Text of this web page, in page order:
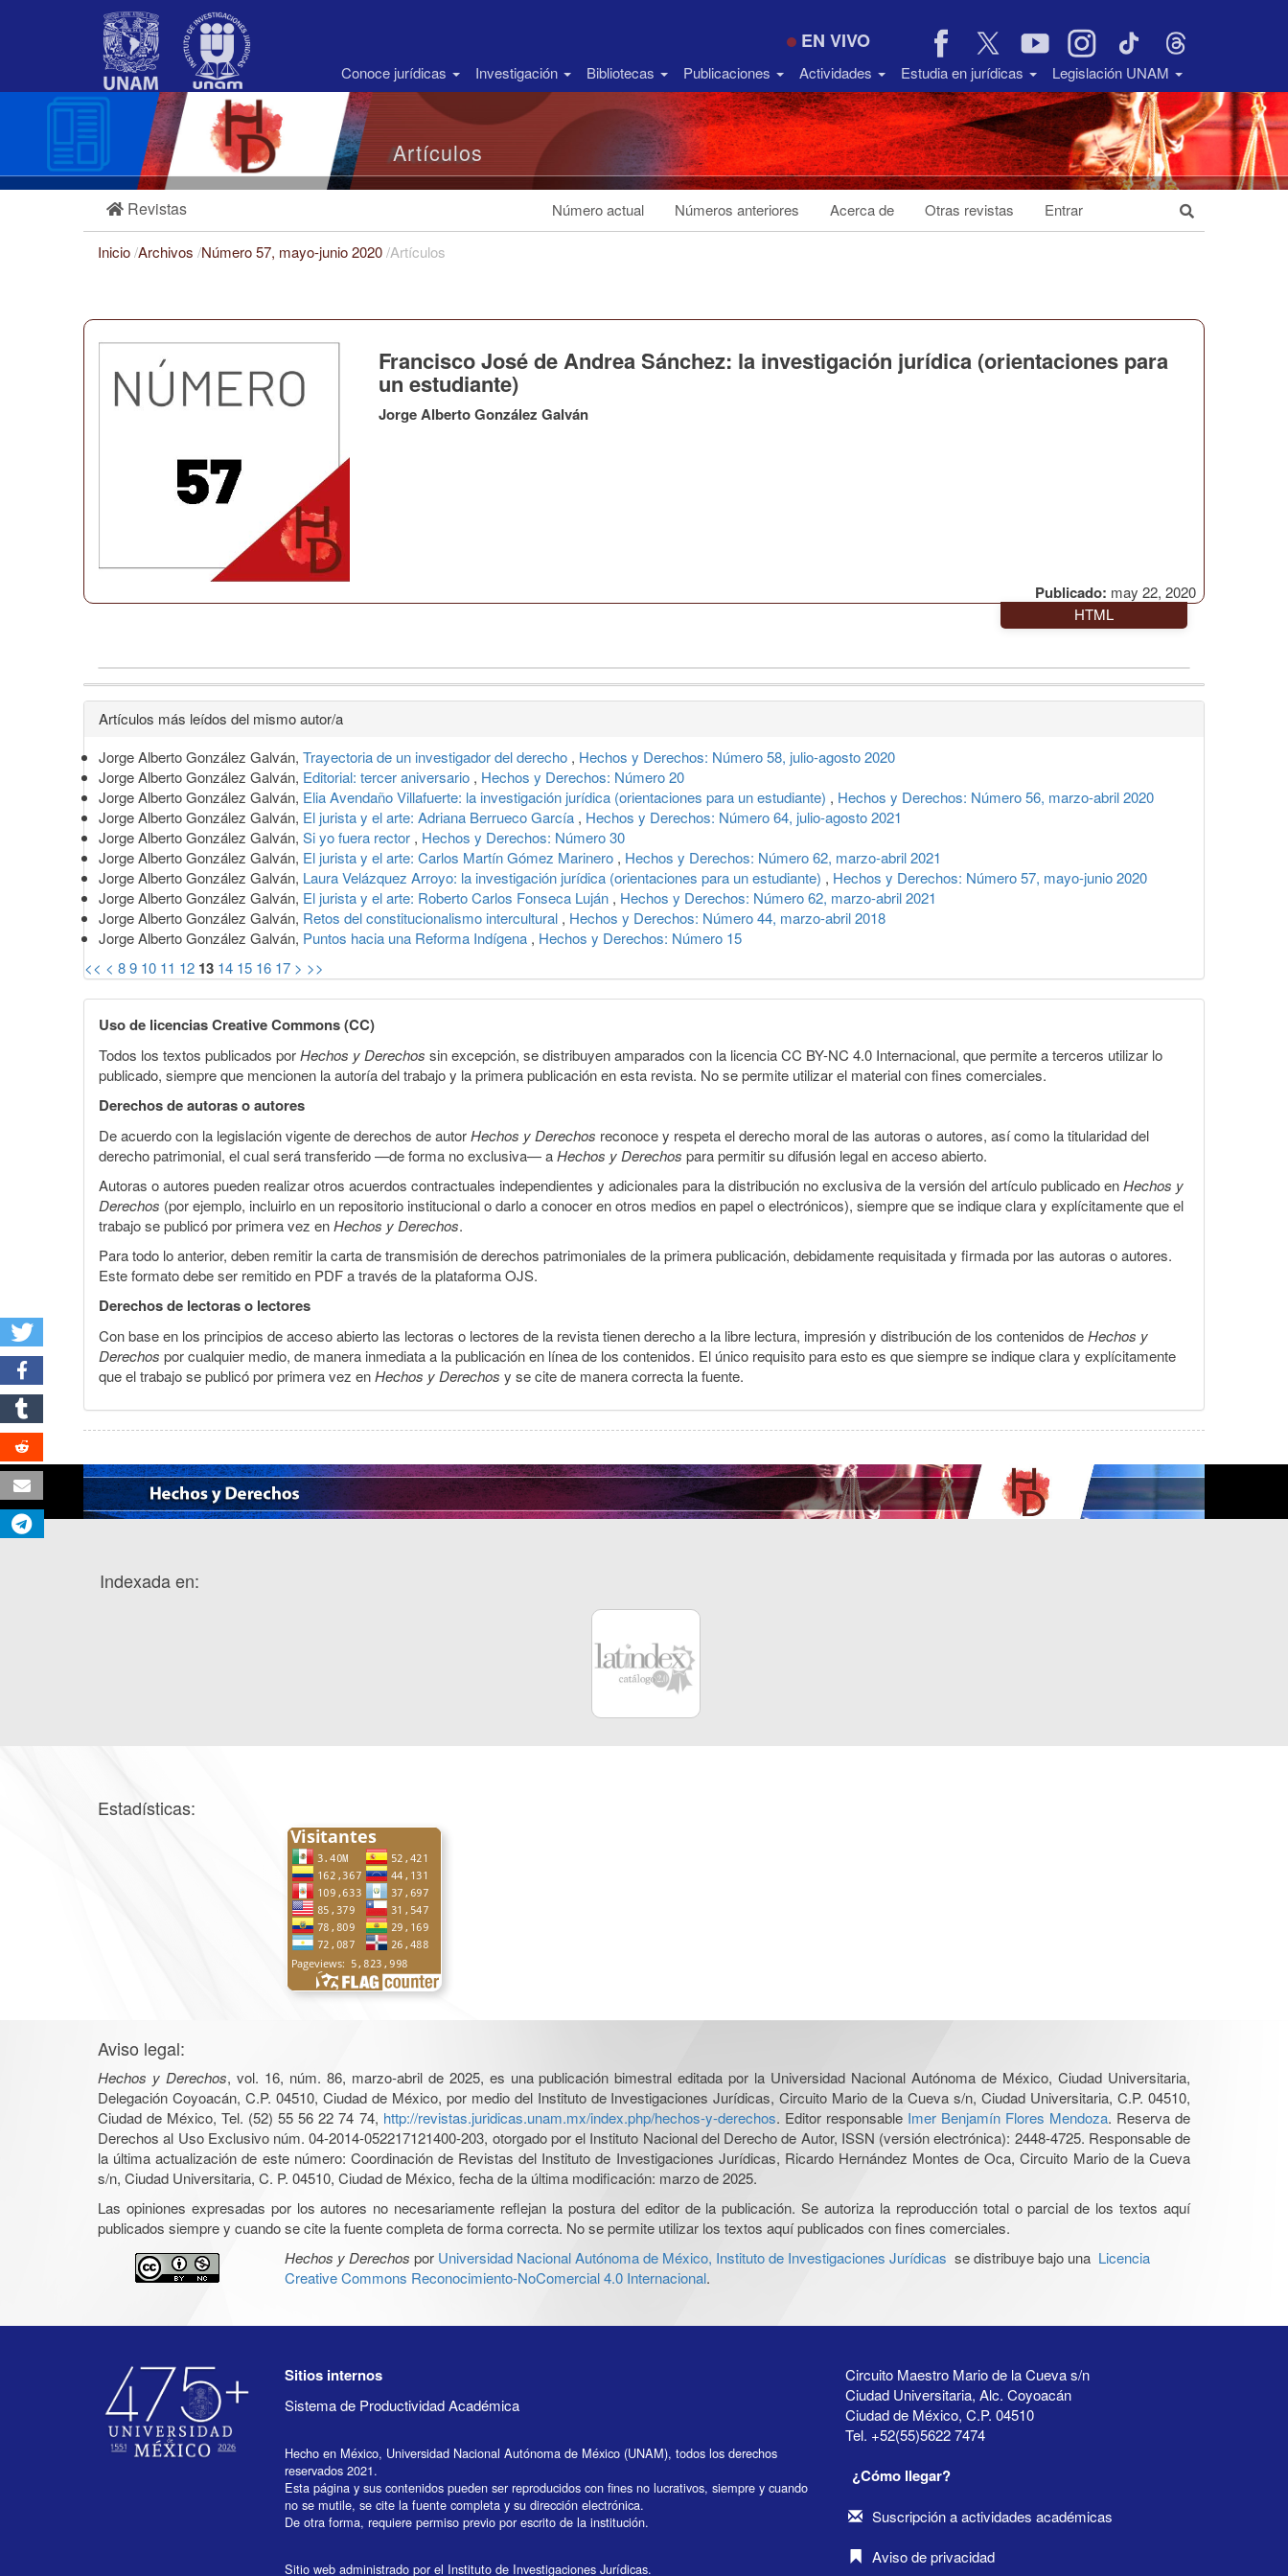
Barra
EN VIVO
Conoce jurídicas Investigación Bibliotecas Publicaciones Actividades Estudia en jurídicas Legislación UNAM
Artículos
Revistas Número actual Números anteriores Acerca de Otras revistas Entrar
Inicio/Archivos /Número 57, mayo-junio 2020/Artículos
Publicado: may 22, 2020
Francisco José de Andrea Sánchez: la investigación jurídica (orientaciones para
un estudiante)
Jorge Alberto González Galván
HTML
Detalles
del
artículo
Artículos más leídos del mismo autor/a
Jorge Alberto González Galván, Trayectoria de un investigador del derecho , Hechos y Derechos: Número 58, julio-agosto 2020
Jorge Alberto González Galván, Editorial: tercer aniversario , Hechos y Derechos: Número 20
Jorge Alberto González Galván, Elia Avendaño Villafuerte: la investigación jurídica (orientaciones para un estudiante) , Hechos y Derechos: Número 56, marzo-abril 2020
Jorge Alberto González Galván, El jurista y el arte: Adriana Berrueco García , Hechos y Derechos: Número 64, julio-agosto 2021
Jorge Alberto González Galván, Si yo fuera rector , Hechos y Derechos: Número 30
Jorge Alberto González Galván, El jurista y el arte: Carlos Martín Gómez Marinero , Hechos y Derechos: Número 62, marzo-abril 2021
Jorge Alberto González Galván, Laura Velázquez Arroyo: la investigación jurídica (orientaciones para un estudiante) , Hechos y Derechos: Número 57, mayo-junio 2020
Jorge Alberto González Galván, El jurista y el arte: Roberto Carlos Fonseca Luján , Hechos y Derechos: Número 62, marzo-abril 2021
Jorge Alberto González Galván, Retos del constitucionalismo intercultural , Hechos y Derechos: Número 44, marzo-abril 2018
Jorge Alberto González Galván, Puntos hacia una Reforma Indígena , Hechos y Derechos: Número 15
<< < 89 10 11 12 13 14 15 16 17 > >>
Uso de licencias Creative Commons (CC)
Todos los textos publicados porHechos y Derechos sin excepción, se distribuyen amparados con la licencia CC BY-NC 4.0 Internacional, que permite a terceros utilizar lo
publicado, siempre que mencionen la autoría del trabajo y la primera publicación en esta revista. No se permite utilizar el material con fines comerciales.
Derechos de autoras o autores
De acuerdo con la legislación vigente de derechos de autorHechos y Derechos reconoce y respeta el derecho moral de las autoras o autores, así como la titularidad del
derecho patrimonial, el cual será transferido —de forma no exclusiva— aHechos y Derechos para permitir su difusión legal en acceso abierto.
Autoras o autores pueden realizar otros acuerdos contractuales independientes y adicionales para la distribución no exclusiva de la versión del artículo publicado enHechos y
Derechos (por ejemplo, incluirlo en un repositorio institucional o darlo a conocer en otros medios en papel o electrónicos), siempre que se indique clara y explícitamente que el
trabajo se publicó por primera vez enHechos y Derechos.
Para todo lo anterior, deben remitir la carta de transmisión de derechos patrimoniales de la primera publicación, debidamente requisitada y firmada por las autoras o autores.
Este formato debe ser remitido en PDF a través de la plataforma OJS.
Derechos de lectoras o lectores
Con base en los principios de acceso abierto las lectoras o lectores de la revista tienen derecho a la libre lectura, impresión y distribución de los contenidos deHechos y
Derechos por cualquier medio, de manera inmediata a la publicación en línea de los contenidos. El único requisito para esto es que siempre se indique clara y explícitamente
que el trabajo se publicó por primera vez enHechos y Derechos y se cite de manera correcta la fuente.
Indexada en:
Estadísticas:
Aviso legal:
Hechos y Derechos, vol. 16, núm. 86, marzo-abril de 2025, es una publicación bimestral editada por la Universidad Nacional Autónoma de México, Ciudad Universitaria,
Delegación Coyoacán, C.P. 04510, Ciudad de México, por medio del Instituto de Investigaciones Jurídicas, Circuito Mario de la Cueva s/n, Ciudad Universitaria, C.P. 04510,
Ciudad de México, Tel. (52) 55 56 22 74 74, http://revistas.juridicas.unam.mx/index.php/hechos-y-derechos. Editor responsable Imer Benjamín Flores Mendoza. Reserva de
Derechos al Uso Exclusivo núm. 04-2014-052217121400-203, otorgado por el Instituto Nacional del Derecho de Autor, ISSN (versión electrónica): 2448-4725. Responsable de
la última actualización de este número: Coordinación de Revistas del Instituto de Investigaciones Jurídicas, Ricardo Hernández Montes de Oca, Circuito Mario de la Cueva
s/n, Ciudad Universitaria, C. P. 04510, Ciudad de México, fecha de la última modificación: marzo de 2025.
Las opiniones expresadas por los autores no necesariamente reflejan la postura del editor de la publicación. Se autoriza la reproducción total o parcial de los textos aquí
publicados siempre y cuando se cite la fuente completa de forma correcta. No se permite utilizar los textos aquí publicados con fines comerciales.
Hechos y Derechos por Universidad Nacional Autónoma de México, Instituto de Investigaciones Jurídicas se distribuye bajo una Licencia
Creative Commons Reconocimiento-NoComercial 4.0 Internacional.
Sitios internos
Sistema de Productividad Académica
Hecho en México, Universidad Nacional Autónoma de México (UNAM), todos los derechos
reservados 2021.
Esta página y sus contenidos pueden ser reproducidos con fines no lucrativos, siempre y cuando
no se mutile, se cite la fuente completa y su dirección electrónica.
De otra forma, requiere permiso previo por escrito de la institución.
Sitio web administrado por el Instituto de Investigaciones Jurídicas.
Circuito Maestro Mario de la Cueva s/n
Ciudad Universitaria, Alc. Coyoacán
Ciudad de México, C.P. 04510
Tel. +52(55)5622 7474
¿Cómo llegar?
Suscripción a actividades académicas
Aviso de privacidad